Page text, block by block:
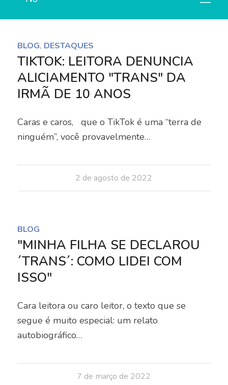
BLOG, DESTAQUES
TIKTOK: LEITORA DENUNCIA
ALICIAMENTO "TRANS" DA
IRMÃ DE 10 ANOS
Caras e caros, que o TikTok é uma “terra de
ninguém”, você provavelmente…
2 de agosto de 2022
BLOG
"MINHA FILHA SE DECLAROU
´TRANS´: COMO LIDEI COM
ISSO"
Cara leitora ou caro leitor, o texto que se
segue é muito especial: um relato
autobiográfico…
7 de março de 2022